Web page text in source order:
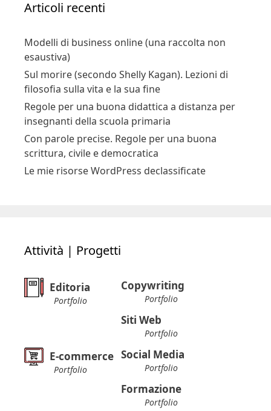
Articoli recenti
Modelli di business online (una raccolta non
esaustiva)
Sul morire (secondo Shelly Kagan). Lezioni di
filosofia sulla vita e la sua fine
Regole per una buona didattica a distanza per
insegnanti della scuola primaria
Con parole precise. Regole per una buona
scrittura, civile e democratica
Le mie risorse WordPress declassificate
Attività | Progetti
Editoria
Portfolio
Copywriting
Portfolio
Siti Web
Portfolio
E-commerce
Portfolio
Social Media
Portfolio
Formazione
Portfolio